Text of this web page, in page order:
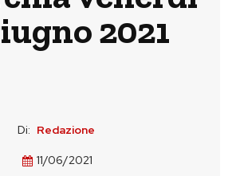
2021
Di: Redazione
11/06/2021